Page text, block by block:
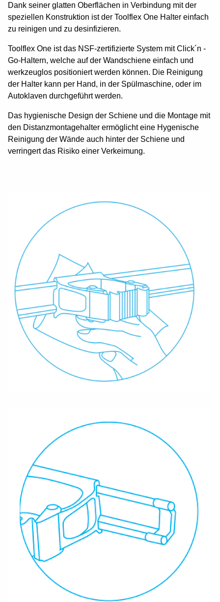
Dank seiner glatten Oberflächen in Verbindung mit der
speziellen Konstruktion ist der Toolflex One Halter einfach
zu reinigen und zu desinfizieren.
Toolflex One ist das NSF-zertifizierte System mit Click´n -
Go-Haltern, welche auf der Wandschiene einfach und
werkzeuglos positioniert werden können. Die Reinigung
der Halter kann per Hand, in der Spülmaschine, oder im
Autoklaven durchgeführt werden.
Das hygienische Design der Schiene und die Montage mit
den Distanzmontagehalter ermöglicht eine Hygenische
Reinigung der Wände auch hinter der Schiene und
verringert das Risiko einer Verkeimung.